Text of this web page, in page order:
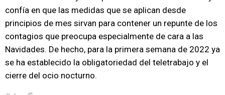
confía en que las medidas que se aplican desde
principios de mes sirvan para contener un repunte de los
contagios que preocupa especialmente de cara a las
Navidades. De hecho, para la primera semana de 2022 ya
se ha establecido la obligatoriedad del teletrabajo y el
cierre del ocio nocturno.